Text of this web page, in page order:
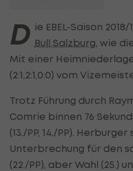
D ie EBEL-Saison
Bull Salzburg , wie
Mit einer
(2:1,2:1,0:0) vom
Trotz Führung durch
Comrie binnen 76
(13./PP, 14./PP).
Unterbrechung für den
(22./PP), aber Wahl (25.)